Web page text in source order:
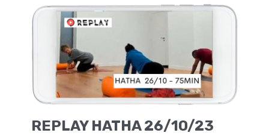
REPLAY HATHA 26/10/23